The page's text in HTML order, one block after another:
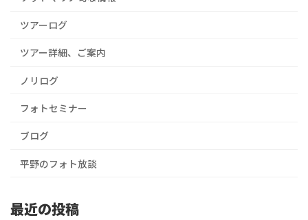
ツアーログ
ツアー詳細、ご案内
ノリログ
フォトセミナー
ブログ
平野のフォト放談
最近の投稿